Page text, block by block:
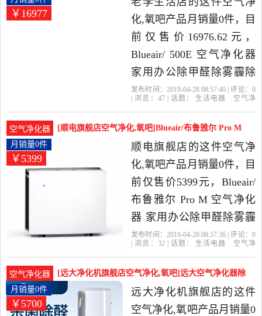
￥16977
化,氧吧产品月销量0件，目
前仅售价16976.62元，
Blueair/ 500E 空气净化器
家用办公除甲醛除雾霾除
尘是2019年老李生活店精
高的空气净化,氧吧，由广
东 深圳发货。
发布时间：2019-04-28 08:57:40 | 评论： 0
| 浏览： 47| 话题： 生活电器
空气净
空气净化器
[顺电旗舰店空气净化,氧吧]Blueair/布鲁雅尔 Pro M
月销量0件仅售5399元
￥5399
月销量0件
顺电旗舰店的这件空气净
化,氧吧产品月销量0件，目
前仅售价5399元，Blueair/
布鲁雅尔 Pro M 空气净化
器 家用办公除甲醛除雾霾
除尘是2019年顺电旗舰店
很高的空气净化,氧吧，由
广东 深圳发货。
发布时间：2019-04-28 08:57:36 | 评论： 0
| 浏览： 32| 话题： 生活电器
空气净
空气净化器
[远大净化机旗舰店空气净化,氧吧]远大空气净化器除
甲醛家用除雾霾pm2月销量0件仅售5700元
￥5700
月销量0件
远大净化机旗舰店的这件
空气净化,氧吧产品月销量0